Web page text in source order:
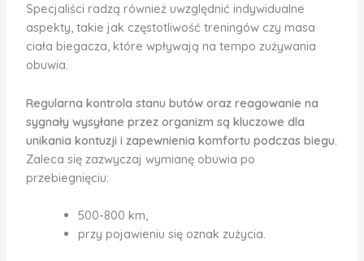
Specjaliści radzą również uwzględnić indywidualne
aspekty, takie jak częstotliwość treningów czy masa
ciała biegacza, które wpływają na tempo zużywania
obuwia.
Regularna kontrola stanu butów oraz reagowanie na
sygnały wysyłane przez organizm są kluczowe dla
unikania kontuzji i zapewnienia komfortu podczas biegu.
Zaleca się zazwyczaj wymianę obuwia po
przebiegnięciu:
500-800 km,
przy pojawieniu się oznak zużycia.